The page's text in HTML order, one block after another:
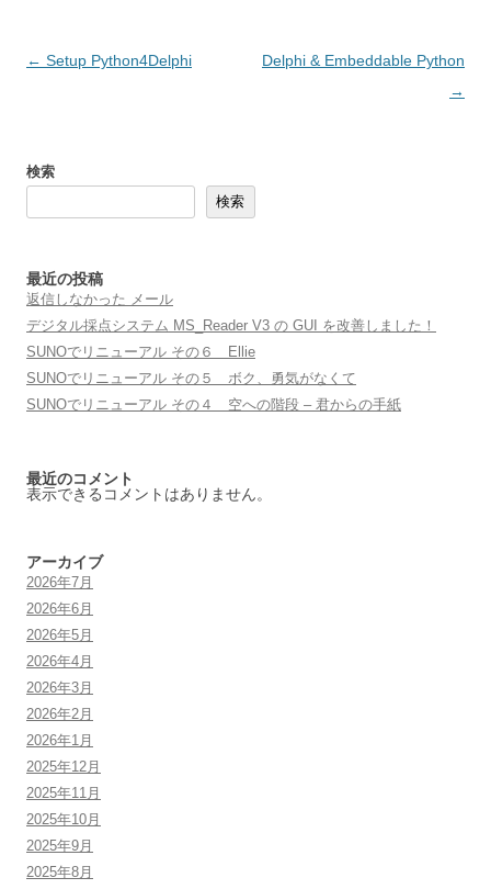
投
ゲ
ー
ョ
ン
← Setup Python4Delphi
Delphi & Embeddable Python
→
検索
検索
最近の投稿
返信しなかった メール
デジタル採点システム MS_Reader V3 の GUI を改善しました！
SUNOでリニューアル その６ Ellie
SUNOでリニューアル その５ ボク、勇気がなくて
SUNOでリニューアル その４ 空への階段 – 君からの手紙
最近のコメント
表示できるコメントはありません。
アーカイブ
2026年7月
2026年6月
2026年5月
2026年4月
2026年3月
2026年2月
2026年1月
2025年12月
2025年11月
2025年10月
2025年9月
2025年8月